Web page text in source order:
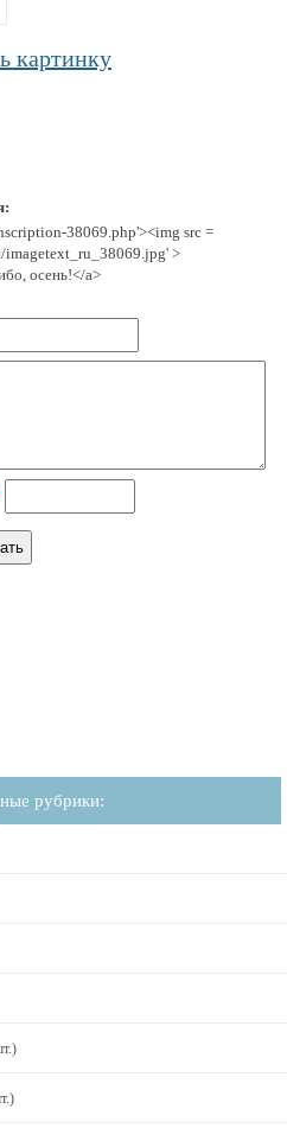
картинку
38069.php'><img src =
>
осень!</a>
рубрики: